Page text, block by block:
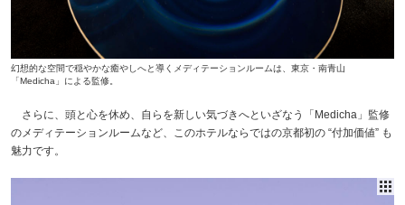
幻想的な空間で穏やかな癒やしへと導くメディテーションルームは、東京・南青山
「Medicha」による監修。
さらに、頭と心を休め、自らを新しい気づきへといざなう「Medicha」監修
のメディテーションルームなど、このホテルならではの京都初の “付加価値” も
魅力です。